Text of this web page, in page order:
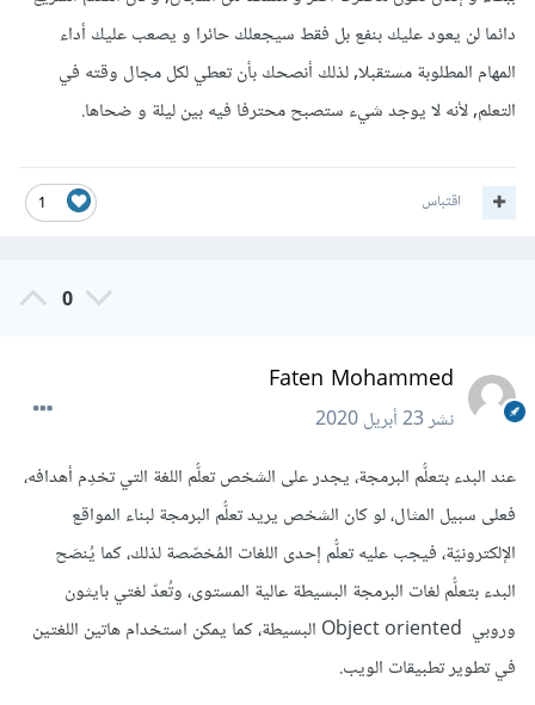
دائما لن يعود عليك بنفع بل فقط سيجعلك حائرا و يصعب عليك أداء
المهام المطلوبة مستقبلا, لذلك أنصحك بأن تعطي لكل مجال وقته في
التعلم, لأنه لا يوجد شيء ستصبح محترفا فيه بين ليلة و ضحاها.
1 اقتباس
0
Faten Mohammed
نشر23 أبريل 2020
عند البدء بتعلُّم البرمجة، يجدر على الشخص تعلُّم اللغة التي تخدِم أهدافه،
فعلى سبيل المثال، لو كان الشخص يريد تعلُّم البرمجة لبناء المواقع
الإلكترونيّة، فيجب عليه تعلُّم إحدى اللغات المُخصّصة لذلك، كما يُنصَح
البدء بتعلُّم لغات البرمجة البسيطة عالية المستوى، وتُعدّ لغتي بايثون
وروبي Object oriented البسيطة، كما يمكن استخدام هاتين اللغتين
في تطوير تطبيقات الويب.